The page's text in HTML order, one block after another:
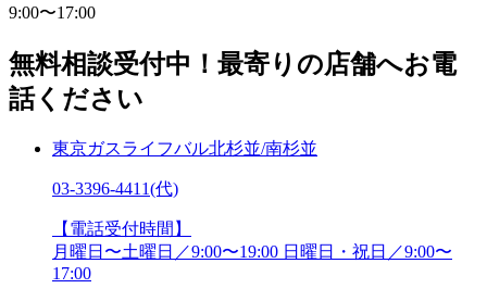
9:00〜17:00
無料相談受付中！最寄りの店舗へお電
話ください
東京ガスライフバル北杉並/南杉並
03-3396-4411(代)
【電話受付時間】
月曜日〜土曜日／9:00〜19:00 日曜日・祝日／9:00〜
17:00